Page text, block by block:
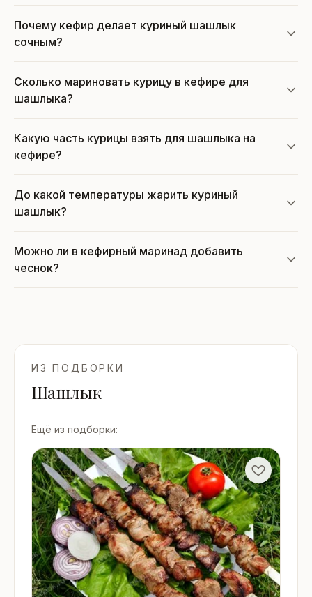
Почему кефир делает куриный шашлык
сочным?
Сколько мариновать курицу в кефире для
шашлыка?
Какую часть курицы взять для шашлыка на
кефире?
До какой температуры жарить куриный
шашлык?
Можно ли в кефирный маринад добавить
чеснок?
ИЗ ПОДБОРКИ
Шашлык
Ещё из подборки: